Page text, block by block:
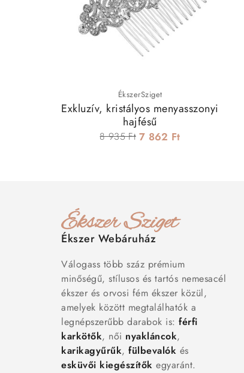
ÉkszerSziget
Exkluzív, kristályos menyasszonyi
hajfésű
8 935 Ft 7 862 Ft
Ékszer Webáruház
Válogass több száz prémium
minőségű, stílusos és tartós nemesacél
ékszer és orvosi fém ékszer közül,
amelyek között megtalálhatók a
legnépszerűbb darabok is: férfi
karkötők, női nyakláncok,
karikagyűrűk, fülbevalók és
esküvői kiegészítők egyaránt.